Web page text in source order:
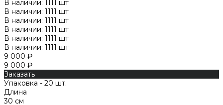
В наличии: 1111 шт
В наличии: 1111 шт
В наличии: 1111 шт
В наличии: 1111 шт
В наличии: 1111 шт
В наличии: 1111 шт
9 000 ₽
9 000 ₽
Заказать
Упаковка - 20 шт.
Длина
30 см